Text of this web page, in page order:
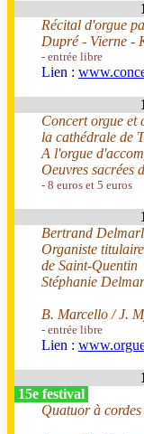
Récital d'orgue
Dupré - Vierne -
- entrée libre
Lien :
Concert orgue et
la cathédrale de
A l'orgue
Oeuvres sacrées
- 8 euros et 5 euros
Bertrand
Organiste
de Saint-Quentin
Stéphanie
B. Marcello / J.
- entrée libre
Lien :
15e festival
Quatuor à